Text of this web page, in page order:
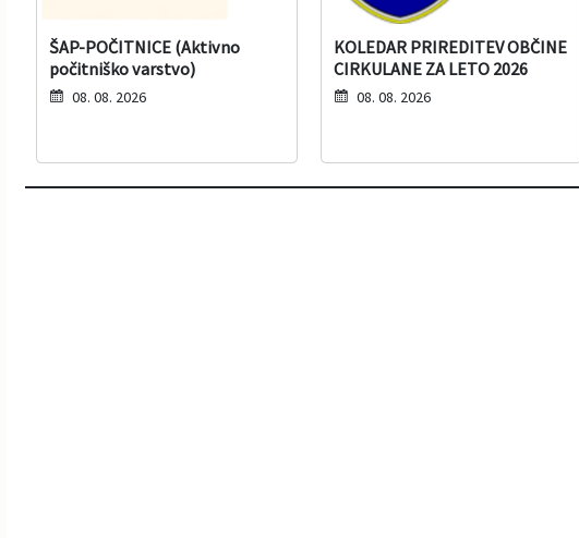
ŠAP-POČITNICE (Aktivno
počitniško varstvo)
08. 08. 2026
KOLEDAR PRIREDITEV OBČINE
CIRKULANE ZA LETO 2026
08. 08. 2026